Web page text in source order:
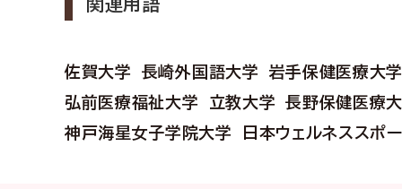
関連用語
佐賀大学 長崎外国語大学
岩手保健医療大
弘前医療福祉大学
立教大学
長野保健医療
神戸海星女子学院大学
日本ウェルネススポ